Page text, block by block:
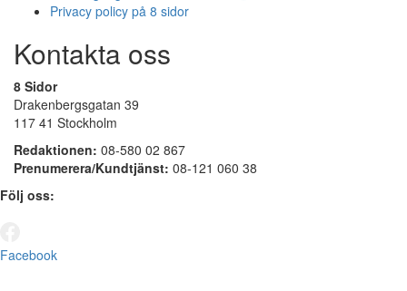
Privacy policy på 8 sidor
Kontakta oss
8 Sidor
Drakenbergsgatan 39
117 41 Stockholm
Redaktionen: 08-580 02 867
Prenumerera/Kundtjänst: 08-121 060 38
Följ oss:
Facebook